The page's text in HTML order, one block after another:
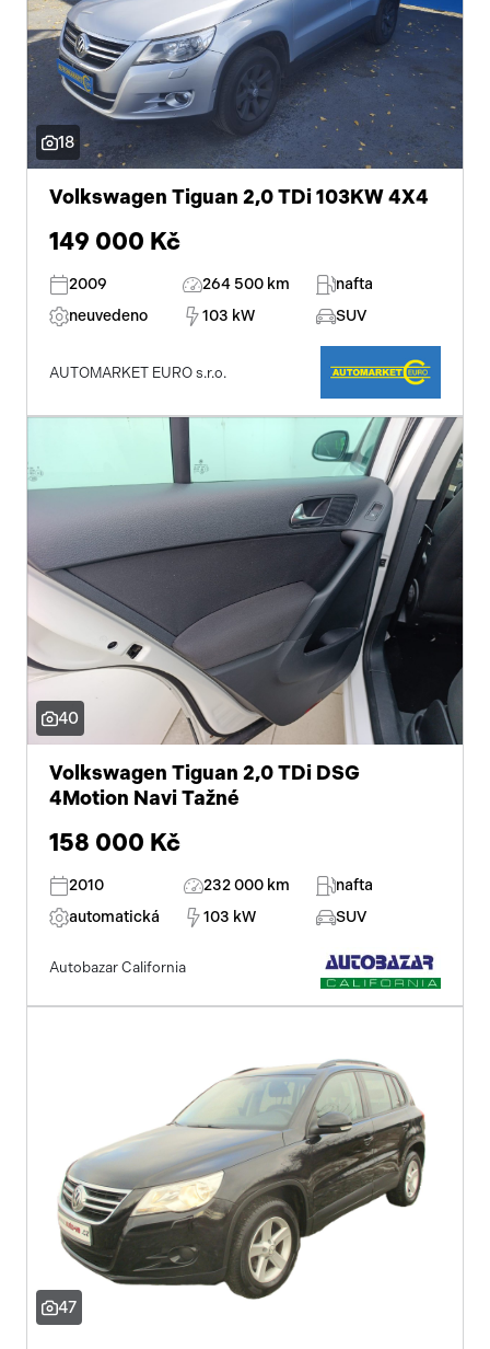
18
Volkswagen Tiguan 2,0 TDi 103KW 4X4
149 000 Kč
2009 264 500 km
nafta
neuvedeno
103 kW SUV
AUTOMARKET EURO s.r.o.
40
Volkswagen Tiguan 2,0 TDi DSG
4Motion Navi Tažné
158 000 Kč
2010 232 000 km
nafta
automatická
103 kW SUV
Autobazar California
47